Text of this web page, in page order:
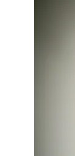
Inspiriert
Es gibt